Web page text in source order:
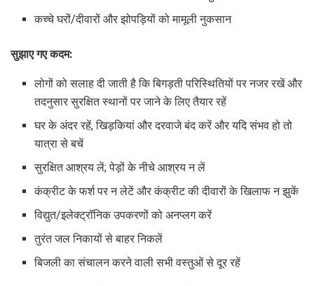
कच्चे घरों/दीवारों और झोपड़ियों को मामूली नुकसान
सुझाए गए कदम:
लोगों को सलाह दी जाती है कि बिगड़ती परिस्थितियों पर नजर रखें और
तदनुसार सुरक्षित स्थानों पर जाने के लिए तैयार रहें
घर के अंदर रहें, खिड़कियां और दरवाजे बंद करें और यदि संभव हो तो
यात्रा से बचें
सुरक्षित आश्रय लें; पेड़ों के नीचे आश्रय न लें
कंक्रीट के फर्श पर न लेटें और कंक्रीट की दीवारों के खिलाफ न झुकें
विद्युत/इलेक्ट्रॉनिक उपकरणों को अनप्लग करें
तुरंत जल निकायों से बाहर निकलें
बिजली का संचालन करने वाली सभी वस्तुओं से दूर रहें